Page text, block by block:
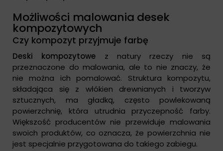
Możliwości malowania desek
kompozytowych
Czy kompozyt przyjmuje farbę
Deski kompozytowe z natury rzeczy nie są
przeznaczone do malowania, ale to nie znaczy, że
nie można ich pomalować. Struktura kompozytu,
składająca się z włókien drewnianych i tworzyw
sztucznych, ma gładką, często powlekowaną
powierzchnię, która utrudnia przyczepność farby.
Większość producentów nie przewiduje malowania
swoich produktów, co oznacza, że powierzchnia nie
jest specjalnie przygotowana do takiego zabiegu.